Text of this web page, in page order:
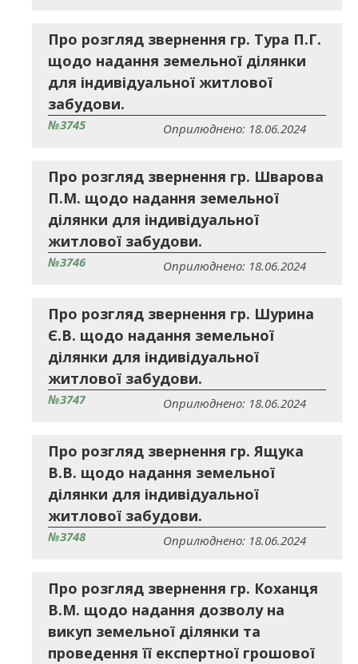
Про розгляд звернення гр. Тура П.Г.
щодо надання земельної ділянки
для індивідуальної житлової
забудови.
№3745 Оприлюднено: 18.06.2024
Про розгляд звернення гр. Шварова
П.М. щодо надання земельної
ділянки для індивідуальної
житлової забудови.
№3746 Оприлюднено: 18.06.2024
Про розгляд звернення гр. Шурина
Є.В. щодо надання земельної
ділянки для індивідуальної
житлової забудови.
№3747 Оприлюднено: 18.06.2024
Про розгляд звернення гр. Ящука
В.В. щодо надання земельної
ділянки для індивідуальної
житлової забудови.
№3748 Оприлюднено: 18.06.2024
Про розгляд звернення гр. Коханця
В.М. щодо надання дозволу на
викуп земельної ділянки та
проведення її експертної грошової